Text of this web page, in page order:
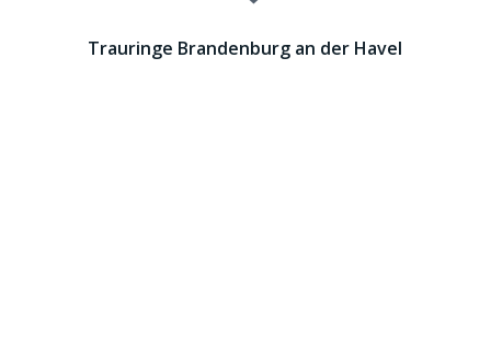
Trauringe Brandenburg an der Havel